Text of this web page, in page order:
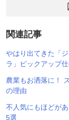
関連記事
やはり出てきた「
ラ」ピックアップ仕
農業もお洒落に！
の理由
不人気にもほどが
5選